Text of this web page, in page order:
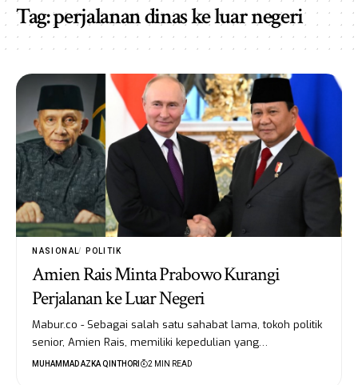
Tag:perjalanan dinas ke luar negeri
NASIONAL POLITIK
Amien Rais Minta Prabowo Kurangi
Perjalanan ke Luar Negeri
Mabur.co - Sebagai salah satu sahabat lama, tokoh politik
senior, Amien Rais, memiliki kepedulian yang…
MUHAMMAD AZKA QINTHORI 2 MIN READ